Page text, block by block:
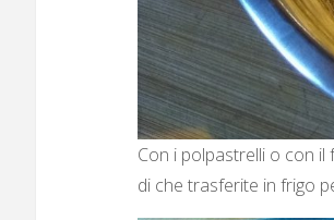
Con i polpastrelli o con
di che trasferite in frigo